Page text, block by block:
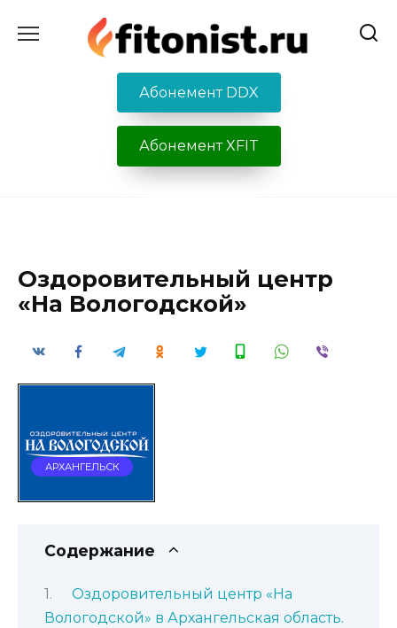
содержанию
Абонемент DDX
Абонемент XFIT
Оздоровительный центр
«На Вологодской»
АРХАНГЕЛЬСК
Содержание
Оздоровительный центр «На
Вологодской» в Архангельская область.